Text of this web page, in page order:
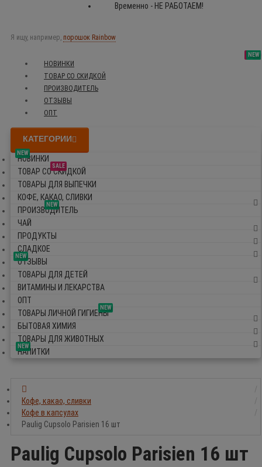
Временно - НЕ РАБОТАЕМ!
Я ищу, например, порошок Rainbow
NEW
НОВИНКИ
SALE
ТОВАР СО СКИДКОЙ
NEW
ПРОИЗВОДИТЕЛЬ
NEW
ОТЗЫВЫ
ОПТ
КАТЕГОРИИ
NEW
НОВИНКИ
SALE
ТОВАР СО СКИДКОЙ
ТОВАРЫ ДЛЯ ВЫПЕЧКИ
КОФЕ, КАКАО, СЛИВКИ
NEW
ПРОИЗВОДИТЕЛЬ
ЧАЙ
ПРОДУКТЫ
СЛАДКОЕ
NEW
ОТЗЫВЫ
ТОВАРЫ ДЛЯ ДЕТЕЙ
ВИТАМИНЫ И ЛЕКАРСТВА
ОПТ
NEW
ТОВАРЫ ЛИЧНОЙ ГИГИЕНЫ
БЫТОВАЯ ХИМИЯ
ТОВАРЫ ДЛЯ ЖИВОТНЫХ
NEW
НАПИТКИ
Кофе, какао, сливки
Кофе в капсулах
Paulig Cupsolo Parisien 16 шт
Paulig Cupsolo Parisien 16 шт